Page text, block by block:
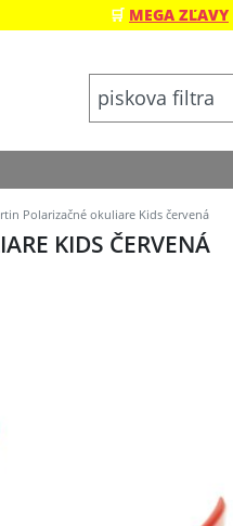
🛒 MEGA ZĽAVY
Polarizačné okuliare Kids červená
KIDS ČERVENÁ